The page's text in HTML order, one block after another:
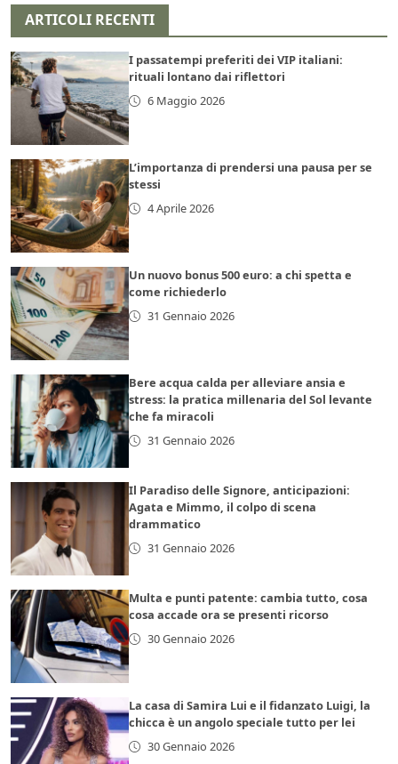
ARTICOLI RECENTI
I passatempi preferiti dei VIP italiani:
rituali lontano dai riflettori
6 Maggio 2026
L’importanza di prendersi una pausa per se
stessi
4 Aprile 2026
Un nuovo bonus 500 euro: a chi spetta e
come richiederlo
31 Gennaio 2026
Bere acqua calda per alleviare ansia e
stress: la pratica millenaria del Sol levante
che fa miracoli
31 Gennaio 2026
Il Paradiso delle Signore, anticipazioni:
Agata e Mimmo, il colpo di scena
drammatico
31 Gennaio 2026
Multa e punti patente: cambia tutto, cosa
cosa accade ora se presenti ricorso
30 Gennaio 2026
La casa di Samira Lui e il fidanzato Luigi, la
chicca è un angolo speciale tutto per lei
30 Gennaio 2026